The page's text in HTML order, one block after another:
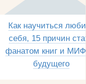
Как научиться
себя, 15 причин
фанатом книг и
будущего